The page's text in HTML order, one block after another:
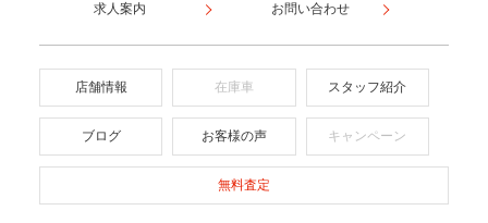
求人案内 お問い合わせ
店舗情報 在庫車 スタッフ紹介
ブログ お客様の声 キャンペーン
無料査定